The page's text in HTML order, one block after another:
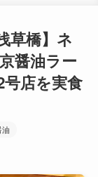
草橋】ネ
醤油ラー
店を実食
油